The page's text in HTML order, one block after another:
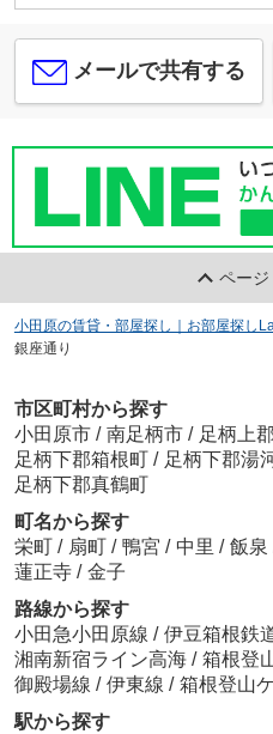
メールで共有する
ペー
小田原の賃貸・部屋探し｜お部屋探し
銀座通り
市区町村から探す
小田原市 / 南足柄市 / 足柄上
足柄下郡箱根町 / 足柄下郡湯
足柄下郡真鶴町
町名から探す
栄町 / 扇町 / 鴨宮 / 中里 / 飯泉
蓮正寺 / 金子
路線から探す
小田急小田原線 / 伊豆箱根鉄
湘南新宿ライン高海 / 箱根登
御殿場線 / 伊東線 / 箱根登山
駅から探す